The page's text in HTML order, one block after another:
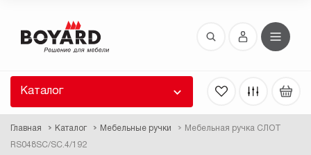
Каталог
Главная Каталог Мебельные ручки Мебельная ручка СЛОТ
RS048SC/SC.4/192
Восстановление пароля
высланы вам по E-Mail.
ссылку для восстановления